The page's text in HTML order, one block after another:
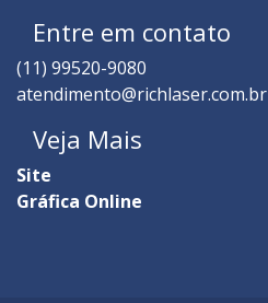
Entre em contato
(11) 99520-9080
atendimento@richlaser.com.br
Veja Mais
Site
Gráfica Online